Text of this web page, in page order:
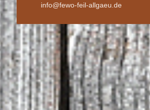
info@fewo-feil-allgaeu.de